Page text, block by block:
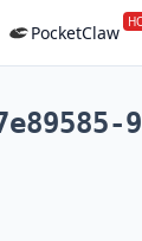
PocketClaw